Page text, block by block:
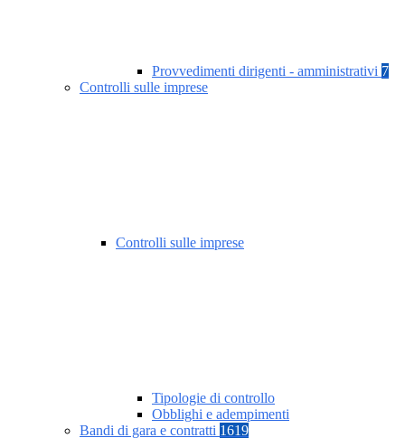
Provvedimenti dirigenti - amministrativi 7
Controlli sulle imprese
Controlli sulle imprese
Tipologie di controllo
Obblighi e adempimenti
Bandi di gara e contratti 1619